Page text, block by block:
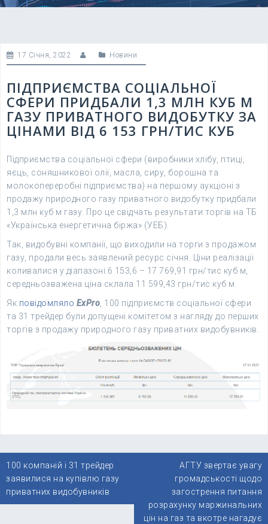
17 Січня, 2022 Новини
ПІДПРИЄМСТВА СОЦІАЛЬНОЇ
СФЕРИ ПРИДБАЛИ 1,3 МЛН КУБ М
ГАЗУ ПРИВАТНОГО ВИДОБУТКУ ЗА
ЦІНАМИ ВІД 6 153 ГРН/ТИС КУБ
Підприємства соціальної сфери (виробники хлібу, птиці,
яєць, соняшникової олії, масла, сиру, борошна та
молокопереробні підприємства) на першому аукціоні з
продажу природного газу приватного видобутку придбали
1,3 млн куб м газу. Про це свідчать результати торгів на ТБ
«Українська енергетична біржа» (УЕБ).
Так, видобувні компанії, що виходили на торги з продажом
газу, продали весь заявлений ресурс січня. Ціни реалізації
коливалися у діапазоні 6 153,6 – 17 769,91 грн/тис куб м,
середньозважена ціна склала 11 599,43 грн/тис куб м.
Як повідомляло ExPro , 100 підприємств соціальної сфери
та 31 трейдер були допущені комітетом з нагляду до перших
торгів з продажу природного газу приватних видобувників.
Навігація
записів
100 компаній і 31 трейдер
заявилися на купівлю газу
приватних видобувників
АГТУ звертає увагу
громадськості щодо
загострення питання
розрахунку маржинальних
цін на газ та вкотре нагадує